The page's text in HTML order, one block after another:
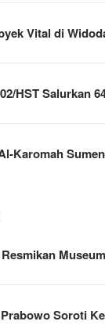
Vital di
HST Salurkan
Karomah
Soroti